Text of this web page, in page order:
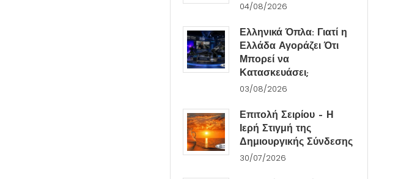
04/08/2026
Ελληνικά Όπλα: Γιατί η
Ελλάδα Αγοράζει Ότι
Μπορεί να
Κατασκευάσει;
03/08/2026
Επιτολή Σειρίου – Η
Ιερή Στιγμή της
Δημιουργικής Σύνδεσης
30/07/2026